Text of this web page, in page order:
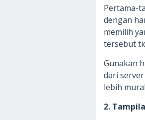
Pertama-
dengan
memilih
tersebut
Gunakan
dari
lebih
2.